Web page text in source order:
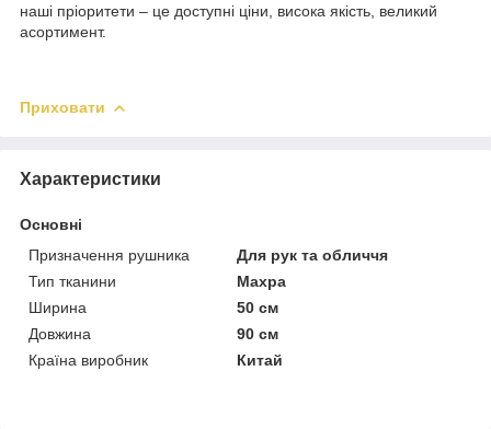
наші пріоритети – це доступні ціни, висока якість, великий
асортимент.
Приховати
Характеристики
Основні
Призначення рушника
Для рук та обличчя
Тип тканини
Махра
Ширина
50 см
Довжина
90 см
Країна виробник
Китай